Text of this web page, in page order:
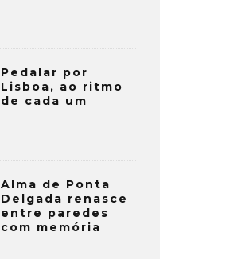
Pedalar por
Lisboa, ao ritmo
de cada um
Alma de Ponta
Delgada renasce
entre paredes
com memória